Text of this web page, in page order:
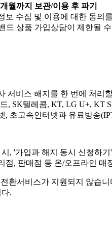
월까지 보관/이용 후 파기
보 수집 및 이용에 대한 동의
드 상품 가입상담이 제한될
서비스 해지를 한 번에 처리
, SK텔레콤, KT, LG U+, KT
, 초고속인터넷과 유료방송
, '가입과 해지 동시 신청하기
점, 판매점 등 온/오프라인 매
환서비스가 지원되지 않습니
.